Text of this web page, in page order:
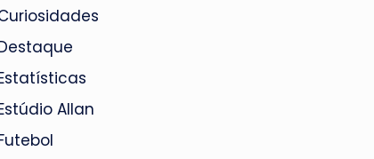
Allan